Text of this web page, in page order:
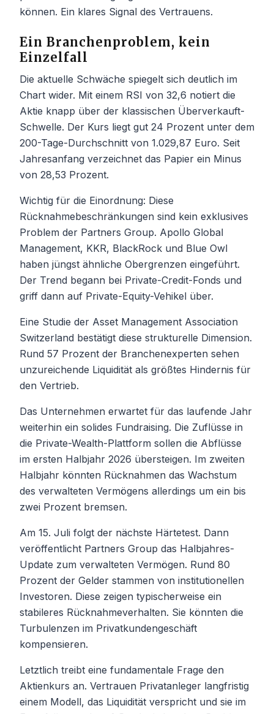
können. Ein klares Signal des Vertrauens.
Ein Branchenproblem, kein
Einzelfall
Die aktuelle Schwäche spiegelt sich deutlich im
Chart wider. Mit einem RSI von 32,6 notiert die
Aktie knapp über der klassischen Überverkauft-
Schwelle. Der Kurs liegt gut 24 Prozent unter dem
200-Tage-Durchschnitt von 1.029,87 Euro. Seit
Jahresanfang verzeichnet das Papier ein Minus
von 28,53 Prozent.
Wichtig für die Einordnung: Diese
Rücknahmebeschränkungen sind kein exklusives
Problem der Partners Group. Apollo Global
Management, KKR, BlackRock und Blue Owl
haben jüngst ähnliche Obergrenzen eingeführt.
Der Trend begann bei Private-Credit-Fonds und
griff dann auf Private-Equity-Vehikel über.
Eine Studie der Asset Management Association
Switzerland bestätigt diese strukturelle Dimension.
Rund 57 Prozent der Branchenexperten sehen
unzureichende Liquidität als größtes Hindernis für
den Vertrieb.
Das Unternehmen erwartet für das laufende Jahr
weiterhin ein solides Fundraising. Die Zuflüsse in
die Private-Wealth-Plattform sollen die Abflüsse
im ersten Halbjahr 2026 übersteigen. Im zweiten
Halbjahr könnten Rücknahmen das Wachstum
des verwalteten Vermögens allerdings um ein bis
zwei Prozent bremsen.
Am 15. Juli folgt der nächste Härtetest. Dann
veröffentlicht Partners Group das Halbjahres-
Update zum verwalteten Vermögen. Rund 80
Prozent der Gelder stammen von institutionellen
Investoren. Diese zeigen typischerweise ein
stabileres Rücknahmeverhalten. Sie könnten die
Turbulenzen im Privatkundengeschäft
kompensieren.
Letztlich treibt eine fundamentale Frage den
Aktienkurs an. Vertrauen Privatanleger langfristig
einem Modell, das Liquidität verspricht und sie im